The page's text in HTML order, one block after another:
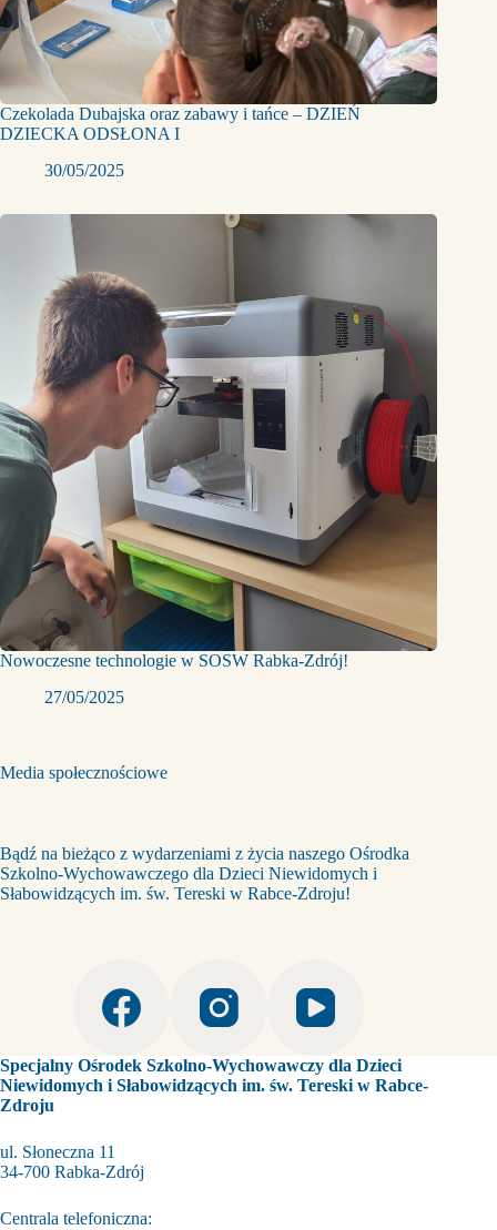
Czekolada Dubajska oraz zabawy i tańce – DZIEŃ
DZIECKA ODSŁONA I
30/05/2025
Nowoczesne technologie w SOSW Rabka-Zdrój!
27/05/2025
Media społecznościowe
Bądź na bieżąco z wydarzeniami z życia naszego Ośrodka
Szkolno-Wychowawczego dla Dzieci Niewidomych i
Słabowidzących im. św. Tereski w Rabce-Zdroju!
Specjalny Ośrodek Szkolno-Wychowawczy dla Dzieci
Niewidomych i Słabowidzących im. św. Tereski w Rabce-
Zdroju
ul. Słoneczna 11
34-700 Rabka-Zdrój
Centrala telefoniczna: